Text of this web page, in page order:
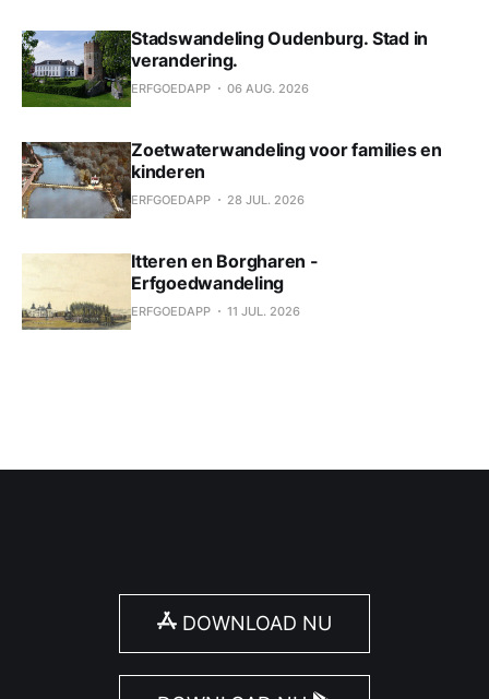
Stadswandeling Oudenburg. Stad in
verandering.
ERFGOEDAPP 06 AUG. 2026
Zoetwaterwandeling voor families en
kinderen
ERFGOEDAPP 28 JUL. 2026
Itteren en Borgharen -
Erfgoedwandeling
ERFGOEDAPP 11 JUL. 2026
DOWNLOAD NU